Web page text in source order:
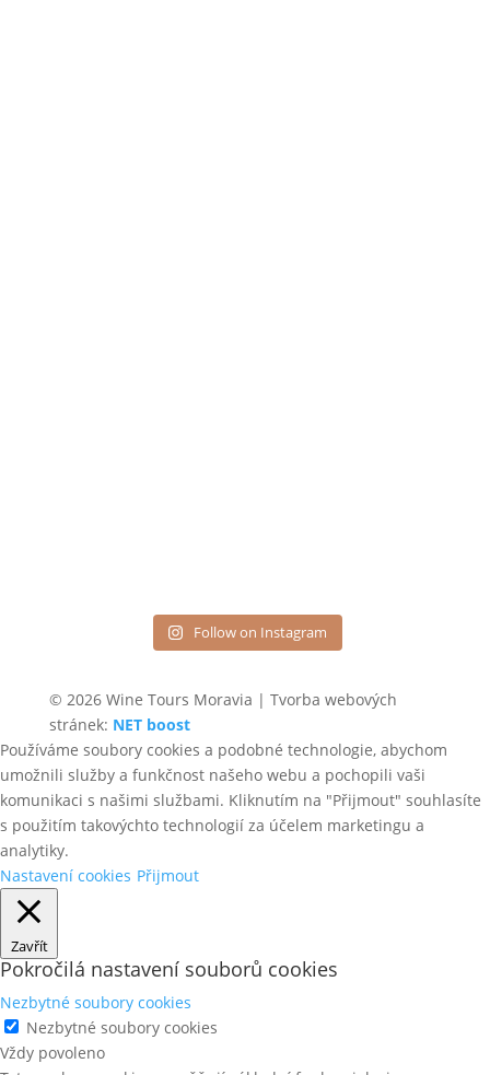
Follow on Instagram
© 2026 Wine Tours Moravia | Tvorba webových
stránek: NET boost
Používáme soubory cookies a podobné technologie, abychom
umožnili služby a funkčnost našeho webu a pochopili vaši
komunikaci s našimi službami. Kliknutím na "Přijmout" souhlasíte
s použitím takovýchto technologií za účelem marketingu a
analytiky.
Nastavení cookies Přijmout
Zavřít
Pokročilá nastavení souborů cookies
Nezbytné soubory cookies
Nezbytné soubory cookies
Vždy povoleno